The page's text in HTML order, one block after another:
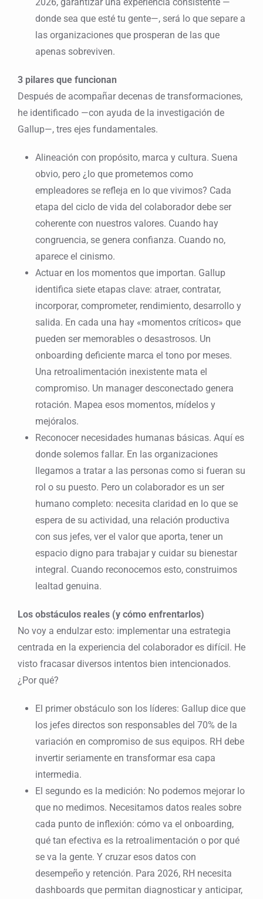
donde sea que esté tu gente—, será lo que separe a
las organizaciones que prosperan de las que
apenas sobreviven.
3 pilares que funcionan
Después de acompañar decenas de transformaciones,
he identificado —con ayuda de la investigación de
Gallup—, tres ejes fundamentales.
Alineación con propósito, marca y cultura. Suena
obvio, pero ¿lo que prometemos como
empleadores se refleja en lo que vivimos? Cada
etapa del ciclo de vida del colaborador debe ser
coherente con nuestros valores. Cuando hay
congruencia, se genera confianza. Cuando no,
aparece el cinismo.
Actuar en los momentos que importan. Gallup
identifica siete etapas clave: atraer, contratar,
incorporar, comprometer, rendimiento, desarrollo y
salida. En cada una hay «momentos críticos» que
pueden ser memorables o desastrosos. Un
onboarding deficiente marca el tono por meses.
Una retroalimentación inexistente mata el
compromiso. Un manager desconectado genera
rotación. Mapea esos momentos, mídelos y
mejóralos.
Reconocer necesidades humanas básicas. Aquí es
donde solemos fallar. En las organizaciones
llegamos a tratar a las personas como si fueran su
rol o su puesto. Pero un colaborador es un ser
humano completo: necesita claridad en lo que se
espera de su actividad, una relación productiva
con sus jefes, ver el valor que aporta, tener un
espacio digno para trabajar y cuidar su bienestar
integral. Cuando reconocemos esto, construimos
lealtad genuina.
Los obstáculos reales (y cómo enfrentarlos)
No voy a endulzar esto: implementar una estrategia
centrada en la experiencia del colaborador es difícil. He
visto fracasar diversos intentos bien intencionados.
¿Por qué?
El primer obstáculo son los líderes: Gallup dice que
los jefes directos son responsables del 70% de la
variación en compromiso de sus equipos. RH debe
invertir seriamente en transformar esa capa
intermedia.
El segundo es la medición: No podemos mejorar lo
que no medimos. Necesitamos datos reales sobre
cada punto de inflexión: cómo va el onboarding,
qué tan efectiva es la retroalimentación o por qué
se va la gente. Y cruzar esos datos con
desempeño y retención. Para 2026, RH necesita
dashboards que permitan diagnosticar y anticipar,